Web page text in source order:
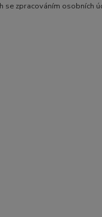
zpracováním osobních